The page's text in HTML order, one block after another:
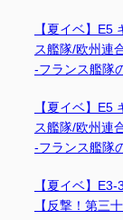
【夏イベ】E5
ス艦隊/欧州連
-フランス艦隊
【夏イベ】E5
ス艦隊/欧州連
-フランス艦隊
【夏イベ】
【反撃！第三